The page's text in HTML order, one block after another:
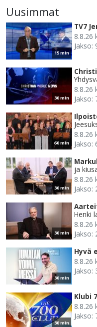
Uusimmat
15 min
TV7
8.8.26
Jakso:
30 min
8.8.26
Jakso:
60 min
8.8.26
Jakso:
30 min
ja
8.8.26
Jakso:
30 min
Henki
8.8.26
Jakso:
30 min
Hyvä
8.8.26
Jakso:
30 min
Klubi
8.8.26
Jakso: